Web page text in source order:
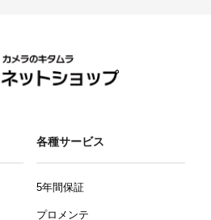
各種サービス
5年間保証
プロメンテ